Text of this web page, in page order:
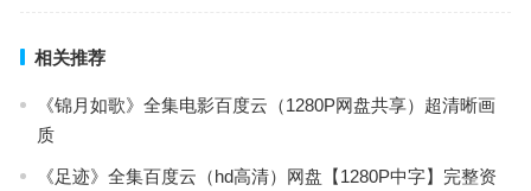
相关推荐
《锦月如歌》全集电影百度云（1280P网盘共享）超清晰画
质
《足迹》全集百度云（hd高清）网盘【1280P中字】完整资